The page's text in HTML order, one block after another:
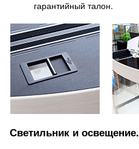
гарантийный талон.
Светильник и освещение.